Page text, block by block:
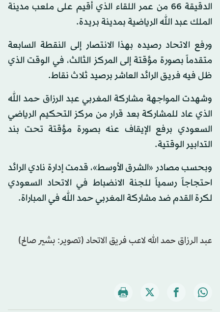
الدقيقة 66 من عمر اللقاء الذي أقيم على ملعب مدينة
الملك عبد الله الرياضية بمدينة بريدة.
ورفع الاتحاد رصيده بهذا الانتصار إلى النقطة السابعة
متقدماً بصورة مؤقتة إلى المركز الثالث، في الوقت الذي
ظل فيه فريق الرائد العاشر برصيد ثلاث نقاط.
وشهدت المواجهة مشاركة المغربي عبد الرزاق حمد الله
الذي عاد للمشاركة بعد قرار من مركز التحكيم الرياضي
السعودي برفع الإيقاف عنه بصورة مؤقتة تحت بند
التدابير الوقتية.
وبحسب مصادر «الشرق الأوسط»، قدمت إدارة نادي الرائد
احتجاجاً رسمياً للجنة الانضباط في الاتحاد السعودي
لكرة القدم ضد مشاركة المغربي حمد الله في المباراة.
عبد الرزاق حمد الله لاعب فريق الاتحاد (تصوير: بشير صالح)